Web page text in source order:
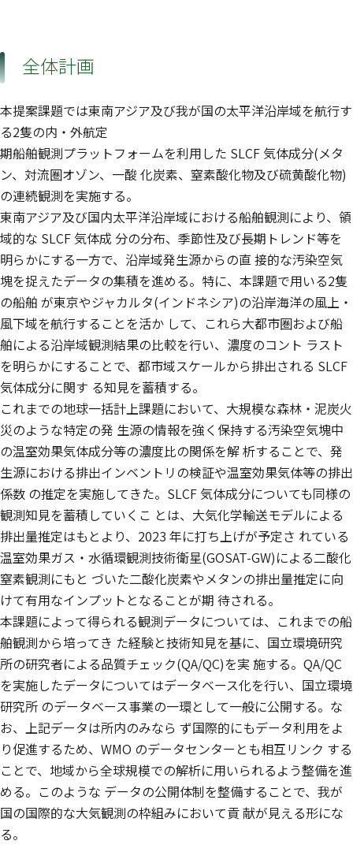
全体計画
本提案課題では東南アジア及び我が国の太平洋沿岸域を航行す
る2隻の内・外航定
期船舶観測プラットフォームを利用した SLCF 気体成分(メタ
ン、対流圏オゾン、一酸 化炭素、窒素酸化物及び硫黄酸化物)
の連続観測を実施する。
東南アジア及び国内太平洋沿岸域における船舶観測により、領
域的な SLCF 気体成 分の分布、季節性及び長期トレンド等を
明らかにする一方で、沿岸域発生源からの直 接的な汚染空気
塊を捉えたデータの集積を進める。特に、本課題で用いる2隻
の船舶 が東京やジャカルタ(インドネシア)の沿岸海洋の風上・
風下域を航行することを活か して、これら大都市圏および船
舶による沿岸域観測結果の比較を行い、濃度のコント ラスト
を明らかにすることで、都市域スケールから排出される SLCF
気体成分に関す る知見を蓄積する。
これまでの地球一括計上課題において、大規模な森林・泥炭火
災のような特定の発 生源の情報を強く保持する汚染空気塊中
の温室効果気体成分等の濃度比の関係を解 析することで、発
生源における排出インベントリの検証や温室効果気体等の排出
係数 の推定を実施してきた。SLCF 気体成分についても同様の
観測知見を蓄積していくこ とは、大気化学輸送モデルによる
排出量推定はもとより、2023 年に打ち上げが予定さ れている
温室効果ガス・水循環観測技術衛星(GOSAT-GW)による二酸化
窒素観測にもと づいた二酸化炭素やメタンの排出量推定に向
けて有用なインプットとなることが期 待される。
本課題によって得られる観測データについては、これまでの船
舶観測から培ってき た経験と技術知見を基に、国立環境研究
所の研究者による品質チェック(QA/QC)を実 施する。QA/QC
を実施したデータについてはデータベース化を行い、国立環境
研究所 のデータベース事業の一環として一般に公開する。な
お、上記データは所内のみなら ず国際的にもデータ利用をよ
り促進するため、WMO のデータセンターとも相互リンク する
ことで、地域から全球規模での解析に用いられるよう整備を進
める。このような データの公開体制を整備することで、我が
国の国際的な大気観測の枠組みにおいて貢 献が見える形にな
る。